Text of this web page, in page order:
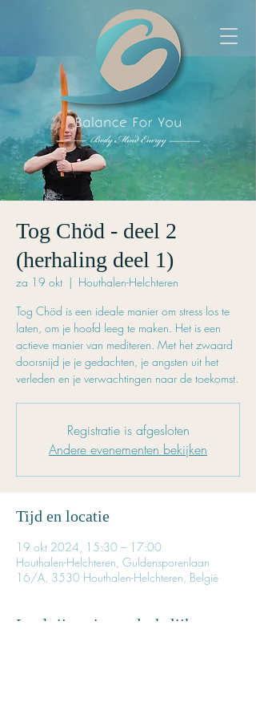
Tog Chöd - deel 2
(herhaling deel 1)
za 19 okt
  |
Houthalen-Helchteren
Tog Chöd is een ideale manier om stress los te
laten, om je hoofd leeg te maken. Het is een
actieve manier van mediteren. Met het zwaard
doorsnijd je je gedachten, je angsten uit het
verleden en je verwachtingen naar de toekomst.
Registratie is afgesloten
Andere evenementen bekijken
Tijd en locatie
19 okt 2024, 15:30 – 17:00
Houthalen-Helchteren, Guldensporenlaan
16/A, 3530 Houthalen-Helchteren, België
Inschrijven is noodzakelijk